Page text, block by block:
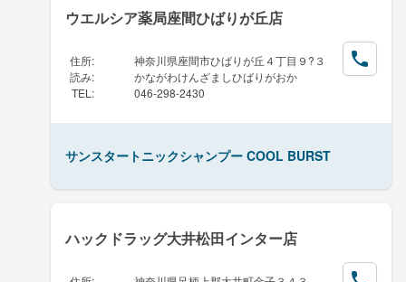
ウエルシア薬局座間ひばりが丘店
住所:
神奈川県座間市ひばりが丘４丁目９?３
読み:
かながわけんざましひばりがおか
TEL : 046-298-2430
サンスタートニックシャンプー COOL BURST
ハックドラッグ大井松田インター店